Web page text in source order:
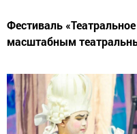
масштабным